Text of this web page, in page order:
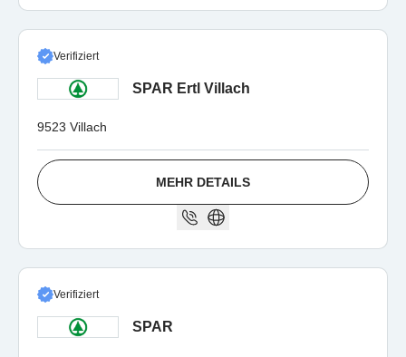
Verifiziert
SPAR Ertl Villach
9523 Villach
MEHR DETAILS
Verifiziert
SPAR